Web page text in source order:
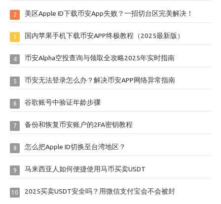
2 美区Apple ID下载币安App失败？一招切台区完美解决！
3 国内苹果手机下载币安APP终极教程（2025最新版）
4 币安Alpha空投查询与领取全攻略2025年实时指南
5 币安无法登录怎么办？解决币安APP网络异常指南
6 谷歌账号中验证年龄步骤
7 备份和恢复币安账户的2FA密钥教程
8 怎么把Apple ID切换至台湾地区？
9 马来西亚人如何便捷使用马币买卖USDT
10 2025买卖USDT安全吗？用微信支付宝会不会被封